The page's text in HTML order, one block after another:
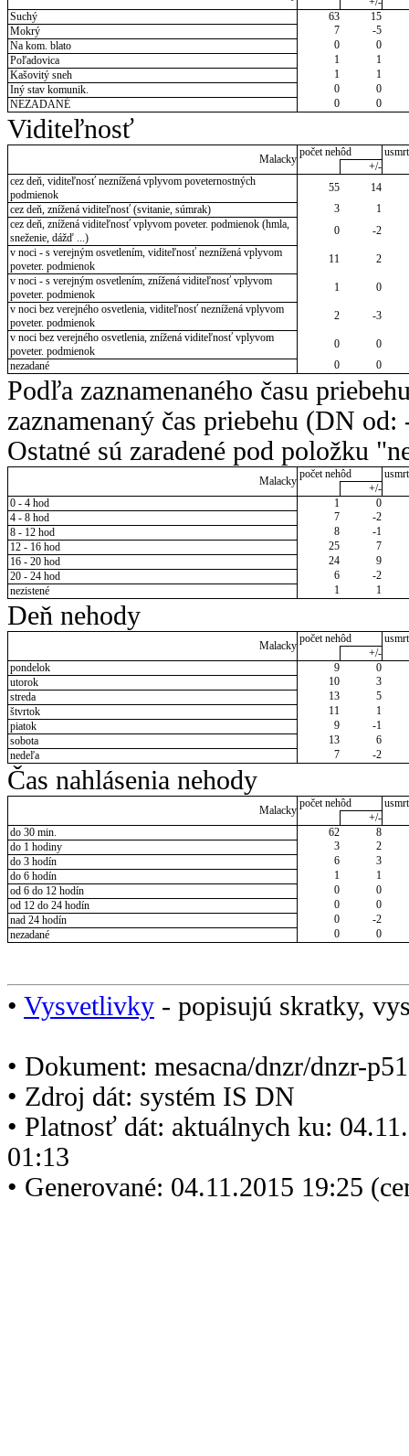
Suchý
63
15
Mokrý
7
-5
Na kom. blato
0
0
Poľadovica
1
1
Kašovitý sneh
1
1
Iný stav komunik.
0
0
NEZADANÉ
0 0
Viditeľnosť
Malacky
počet nehôd
+/-
cez deň, viditeľnosť neznížená vplyvom poveternostných
podmienok
55
14
cez deň, znížená viditeľnosť (svitanie, súmrak)
3
1
cez deň, znížená viditeľnosť vplyvom poveter. podmienok (hmla,
sneženie, dážď ...)
0
-2
v noci - s verejným osvetlením, viditeľnosť neznížená vplyvom
poveter. podmienok
11
2
v noci - s verejným osvetlením, znížená viditeľnosť vplyvom
poveter. podmienok
1
0
v noci bez verejného osvetlenia, viditeľnosť neznížená vplyvom
poveter. podmienok
2
-3
v noci bez verejného osvetlenia, znížená viditeľnosť vplyvom
poveter. podmienok
0
0
nezadané
0 0
Podľa zaznamenaného času
zaznamenaný čas priebehu (DN
Ostatné sú zaradené pod položku
Malacky
počet nehôd
+/-
0 - 4 hod
1
0
4 - 8 hod
7
-2
8 - 12 hod
8
-1
12 - 16 hod
25
7
16 - 20 hod
24
9
20 - 24 hod
6
-2
nezistené
1 1
Deň nehody
Malacky
počet nehôd
+/-
pondelok
9
0
utorok
10
3
streda
13
5
štvrtok
11
1
piatok
9
-1
sobota
13
6
nedeľa
7 -2
Čas nahlásenia nehody
Malacky
počet nehôd
+/-
do 30 min.
62
8
do 1 hodiny
3
2
do 3 hodín
6
3
do 6 hodín
1
1
od 6 do 12 hodín
0
0
od 12 do 24 hodín
0
0
nad 24 hodín
0
-2
nezadané
0 0
• Vysvetlivky - popisujú skratky,
• Dokument: mesacna/dnzr/dnzr-
• Zdroj dát: systém IS DN
• Platnosť dát: aktuálnych ku:
01:13
• Generované: 04.11.2015 19:25